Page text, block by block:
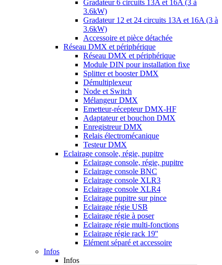
Gradateur 6 circuits 13A et 16A (3 à
3.6kW)
Gradateur 12 et 24 circuits 13A et 16A (3 à
3.6kW)
Accessoire et pièce détachée
Réseau DMX et périphérique
Réseau DMX et périphérique
Module DIN pour installation fixe
Splitter et booster DMX
Démultiplexeur
Node et Switch
Mélangeur DMX
Emetteur-récepteur DMX-HF
Adaptateur et bouchon DMX
Enregistreur DMX
Relais électromécanique
Testeur DMX
Eclairage console, régie, pupitre
Eclairage console, régie, pupitre
Eclairage console BNC
Eclairage console XLR3
Eclairage console XLR4
Eclairage pupitre sur pince
Eclairage régie USB
Eclairage régie à poser
Eclairage régie multi-fonctions
Eclairage régie rack 19''
Elément séparé et accessoire
Infos
Infos